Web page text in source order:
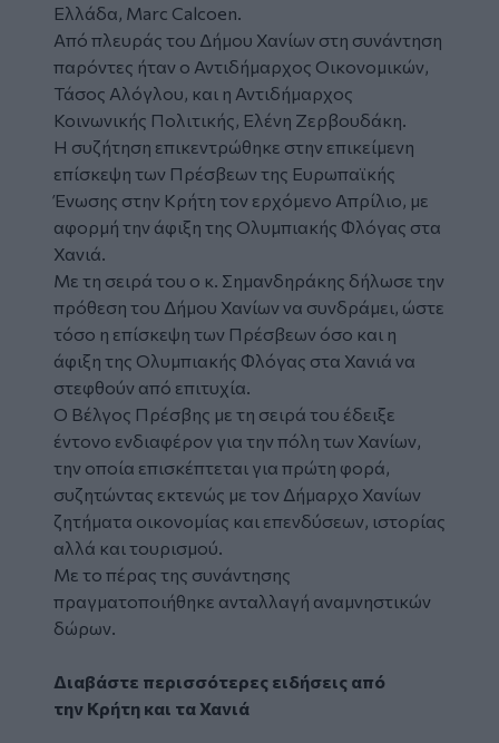
Ελλάδα, Marc Calcoen.
Από πλευράς του Δήμου Χανίων στη συνάντηση
παρόντες ήταν ο Αντιδήμαρχος Οικονομικών,
Τάσος Αλόγλου, και η Αντιδήμαρχος
Κοινωνικής Πολιτικής, Ελένη Ζερβουδάκη.
Η συζήτηση επικεντρώθηκε στην επικείμενη
επίσκεψη των Πρέσβεων της Ευρωπαϊκής
Ένωσης στην Κρήτη τον ερχόμενο Απρίλιο, με
αφορμή την άφιξη της Ολυμπιακής Φλόγας στα
Χανιά.
Με τη σειρά του ο κ. Σημανδηράκης δήλωσε την
πρόθεση του Δήμου Χανίων να συνδράμει, ώστε
τόσο η επίσκεψη των Πρέσβεων όσο και η
άφιξη της Ολυμπιακής Φλόγας στα Χανιά να
στεφθούν από επιτυχία.
Ο Βέλγος Πρέσβης με τη σειρά του έδειξε
έντονο ενδιαφέρον για την πόλη των Χανίων,
την οποία επισκέπτεται για πρώτη φορά,
συζητώντας εκτενώς με τον Δήμαρχο Χανίων
ζητήματα οικονομίας και επενδύσεων, ιστορίας
αλλά και τουρισμού.
Με το πέρας της συνάντησης
πραγματοποιήθηκε ανταλλαγή αναμνηστικών
δώρων.
Διαβάστε περισσότερες ειδήσεις από
την Κρήτη και τα Χανιά